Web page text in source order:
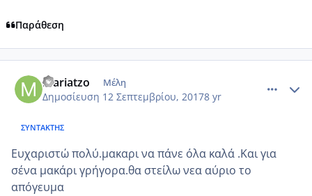
Παράθεση
mariatzo Μέλη
Δημοσίευση 12 Σεπτεμβρίου, 20178 yr
ΣΥΝΤΆΚΤΗΣ
Ευχαριστώ πολύ.μακαρι να πάνε όλα καλά .Και για
σένα μακάρι γρήγορα.θα στείλω νεα αύριο το
απόγευμα